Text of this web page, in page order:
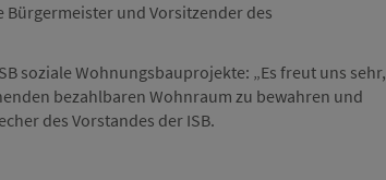
und Vorsitzender des
soziale Wohnungsbauprojekte: „Es freut uns sehr,
bezahlbaren Wohnraum zu bewahren und
des Vorstandes der ISB.